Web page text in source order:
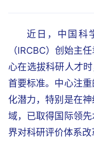
近日，中国科
（IRCBC）创始主
心在选拔科研人才
首要标准。中心注
化潜力，特别是在
域，已取得国际领
界对科研评价体系改